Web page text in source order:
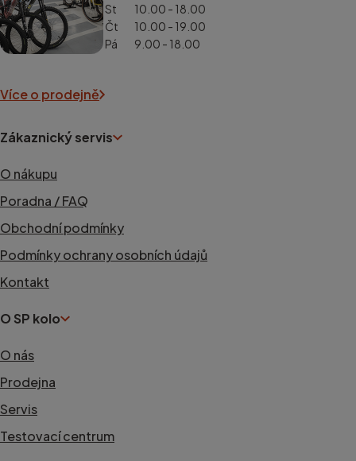
St
10.00 - 18.00
Čt
10.00 - 19.00
Pá
9.00 - 18.00
Více o prodejně
Zákaznický servis
O nákupu
Poradna / FAQ
Obchodní podmínky
Podmínky ochrany osobních údajů
Kontakt
O SP kolo
O nás
Prodejna
Servis
Testovací centrum